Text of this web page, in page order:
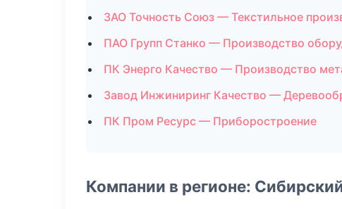
ЗАО Точность Союз — Текстильное
ПАО Групп Станко — Производство
ПК Энерго Качество — Производство
Завод Инжиниринг Качество —
ПК Пром Ресурс — Приборостроение
Компании в регионе: